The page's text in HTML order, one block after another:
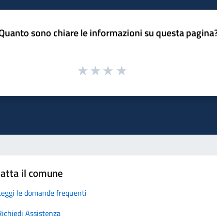
sono chiare le informazioni su questa
il comune
le domande frequenti
Assistenza